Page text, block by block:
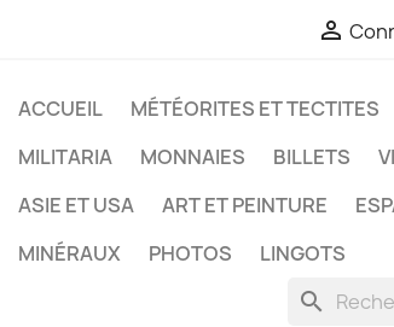

ACCUEIL MÉTÉORITES ET TECTITES
MILITARIA
MONNAIES BILLETS
ASIE ET USA
ART ET PEINTURE
MINÉRAUX
PHOTOS LINGOTS
search